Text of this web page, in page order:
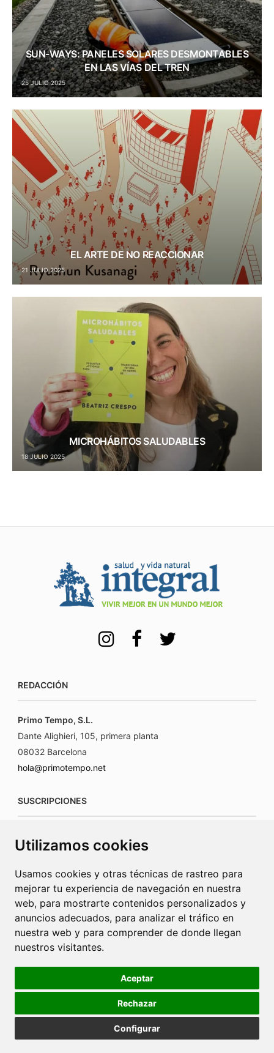
Utilizamos cookies
Usamos cookies y otras técnicas de rastreo para
mejorar tu experiencia de navegación en nuestra
web, para mostrarte contenidos personalizados y
anuncios adecuados, para analizar el tráfico en
nuestra web y para comprender de donde llegan
nuestros visitantes.
Aceptar
Rechazar
Configurar
SUN-WAYS: PANELES SOLARES DESMONTABLES
EN LAS VÍAS DEL TREN
25 JULIO 2025
EL ARTE DE NO REACCIONAR
21 JULIO 2025
MICROHÁBITOS SALUDABLES
18 JULIO 2025
REDACCIÓN
Primo Tempo, S.L.
Dante Alighieri, 105, primera planta
08032 Barcelona
hola@primotempo.net
SUSCRIPCIONES
www.connecorrevistas.com
PUBLICIDAD
Política de Cookies Política de Privacidad
Publicidad
Diseño web Barcelona